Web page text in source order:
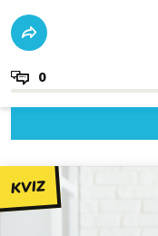
0
KVIZ